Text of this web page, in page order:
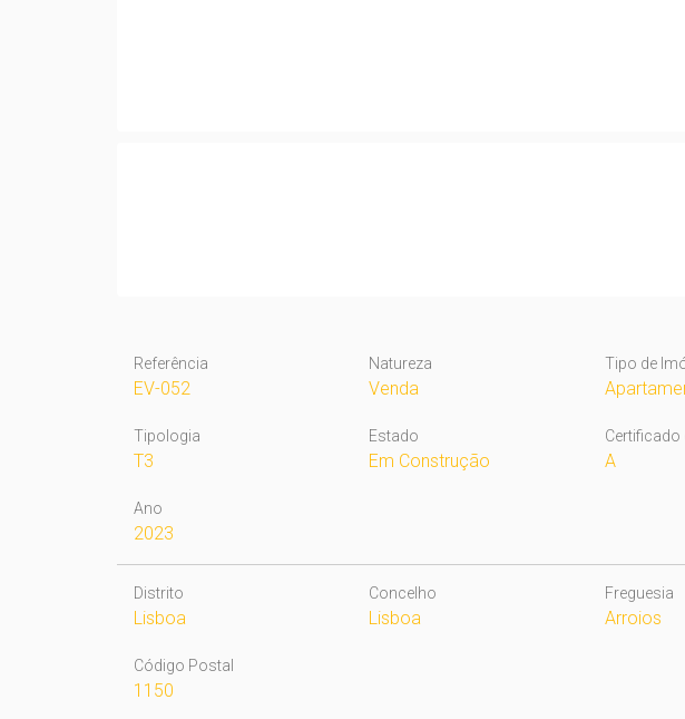
Referência
EV-052
Natureza
Venda
Tipo de
Tipologia
T3
Estado
Em Construção
Certificado
A
Ano
2023
Distrito
Lisboa
Concelho
Lisboa
Freguesia
Arroios
Código Postal
1150